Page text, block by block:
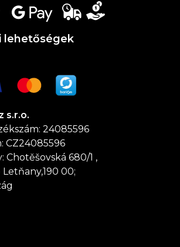
lehetőségek
s.r.o.
24085596
CZ24085596
Chotěšovská 680/1 ,
Letňany,190 00;